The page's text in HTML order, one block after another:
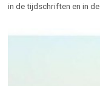
in de tijdschriften en in de